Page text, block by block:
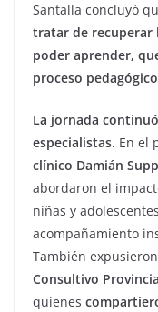
Santalla concluyó
tratar de recuperar
poder aprender,
proceso
La jornada
especialistas. En el
clínico Damián
abordaron el
niñas y
acompañamiento
También
Consultivo
quienes